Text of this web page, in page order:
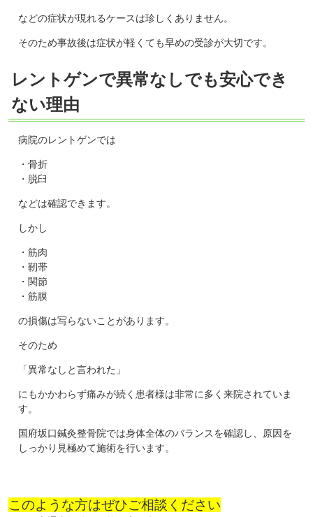
などの症状が現れるケースは珍しくありません。
そのため事故後は症状が軽くても早めの受診が大切です。
レントゲンで異常なしでも安心でき
ない理由
病院のレントゲンでは
・骨折
・脱臼
などは確認できます。
しかし
・筋肉
・靭帯
・関節
・筋膜
の損傷は写らないことがあります。
そのため
「異常なしと言われた」
にもかかわらず痛みが続く患者様は非常に多く来院されていま
す。
国府坂口鍼灸整骨院では身体全体のバランスを確認し、原因を
しっかり見極めて施術を行います。
このような方はぜひご相談ください